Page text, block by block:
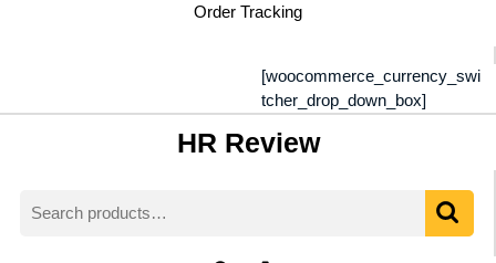
Order Tracking
[woocommerce_currency_swi
tcher_drop_down_box]
HR Review
for: